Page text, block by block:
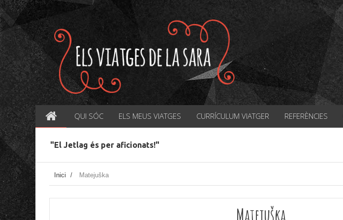
QUI SÓC ELS MEUS VIATGES CURRÍCULUM VIATGER REFERÈNCIES
"El Jetlag és per aficionats!"
Inici / Matejuška
Matejuška